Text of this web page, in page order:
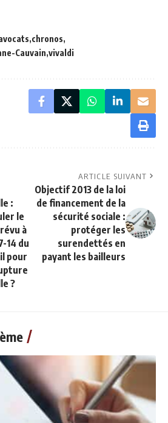
chronos
Cauvain vivaldi
:
le
à
14 du
pour
?
ARTICLE SUIVANT
Objectif 2013 de la loi
de financement de la
sécurité sociale :
protéger les
surendettés en
payant les bailleurs